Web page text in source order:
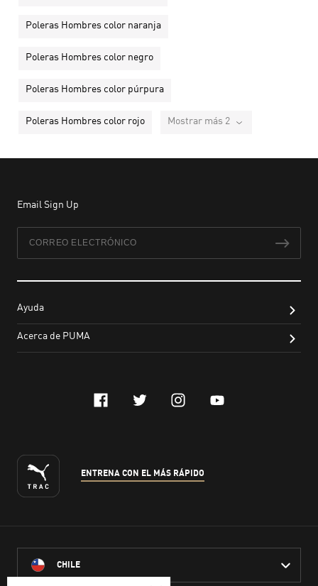
Poleras Hombres color naranja
Poleras Hombres color negro
Poleras Hombres color púrpura
Poleras Hombres color rojo Mostrar más 2